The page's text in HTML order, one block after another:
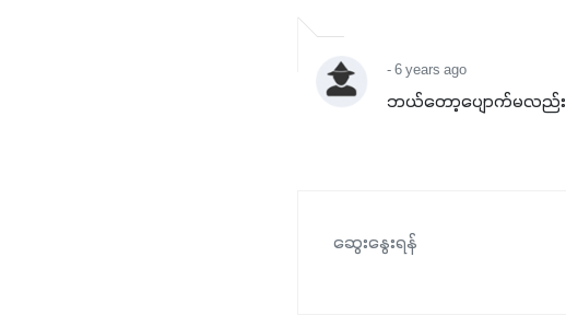
- 6 years ago
ဘယ်တော့ပျောက်မလည်း
ဆွေးနွေးရန်